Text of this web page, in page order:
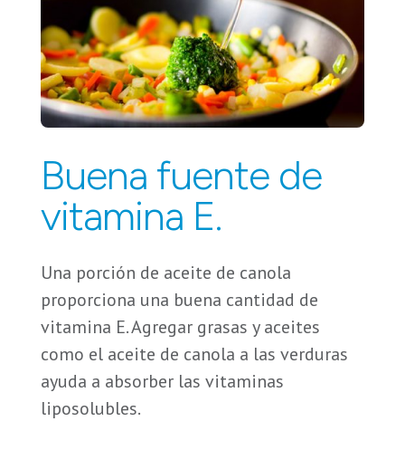
Buena fuente de
vitamina E.
Una porción de aceite de canola
proporciona una buena cantidad de
vitamina E. Agregar grasas y aceites
como el aceite de canola a las verduras
ayuda a absorber las vitaminas
liposolubles.